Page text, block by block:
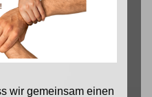
wir gemeinsam einen